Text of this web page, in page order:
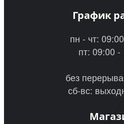
График
пн - чт:
пт: 09:00 -
без
сб-вс: